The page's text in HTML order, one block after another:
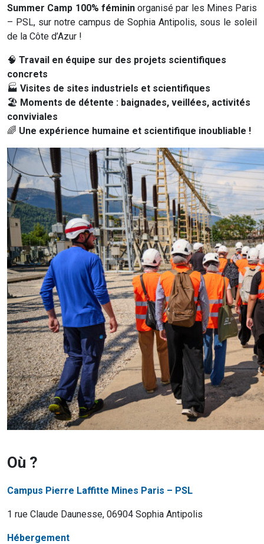
Summer Camp 100% fémininorganisé par les Mines Paris
– PSL, sur notre campus de Sophia Antipolis, sous le soleil
de la Côte d’Azur !
🧠 Travail en équipe sur des projets scientifiques
concrets
🏭 Visites de sites industriels et scientifiques
🏖️ Moments de détente : baignades, veillées, activités
conviviales
🌈 Une expérience humaine et scientifique inoubliable !
Où ?
Campus Pierre Laffitte Mines Paris – PSL
1 rue Claude Daunesse, 06904 Sophia Antipolis
Hébergement